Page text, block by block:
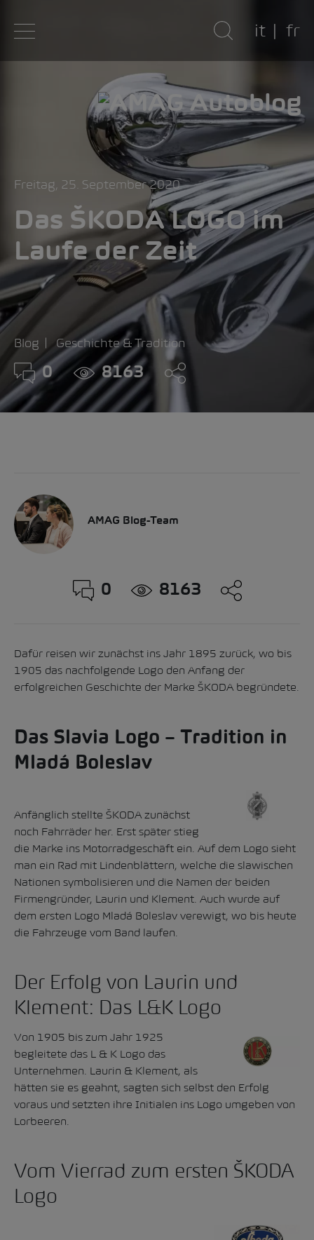
it fr
Freitag, 25. September 2020
Das ŠKODA LOGO im
Laufe der Zeit
Blog Geschichte & Tradition
0 8163
AMAG Blog-Team
0 8163
Dafür reisen wir zunächst ins Jahr 1895 zurück, wo bis
1905 das nachfolgende Logo den Anfang der
erfolgreichen Geschichte der Marke ŠKODA begründete.
Das Slavia Logo – Tradition in
Mladá Boleslav
Anfänglich stellte ŠKODA zunächst
noch Fahrräder her. Erst später stieg
die Marke ins Motorradgeschäft ein. Auf dem Logo sieht
man ein Rad mit Lindenblättern, welche die slawischen
Nationen symbolisieren und die Namen der beiden
Firmengründer, Laurin und Klement. Auch wurde auf
dem ersten Logo Mladá Boleslav verewigt, wo bis heute
die Fahrzeuge vom Band laufen.
Der Erfolg von Laurin und
Klement: Das L&K Logo
Von 1905 bis zum Jahr 1925
begleitete das L & K Logo das
Unternehmen. Laurin & Klement, als
hätten sie es geahnt, sagten sich selbst den Erfolg
voraus und setzten ihre Initialen ins Logo umgeben von
Lorbeeren.
Vom Vierrad zum ersten ŠKODA
Logo